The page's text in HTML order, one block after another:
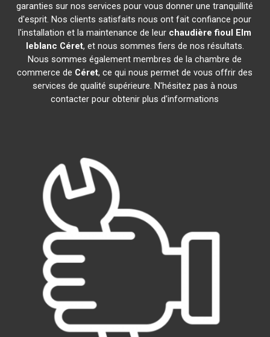
garanties sur nos services pour vous donner une tranquillité
d'esprit. Nos clients satisfaits nous ont fait confiance pour
l'installation et la maintenance de leur chaudière fioul Elm
leblanc Céret, et nous sommes fiers de nos résultats.
Nous sommes également membres de la chambre de
commerce de Céret, ce qui nous permet de vous offrir des
services de qualité supérieure. N'hésitez pas à nous
contacter pour obtenir plus d'informations